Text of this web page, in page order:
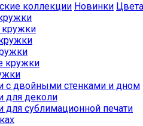
коллекции Новинки Цвета
кружки
кружки
с двойными стенками и дном
для деколи
сублимационной печати